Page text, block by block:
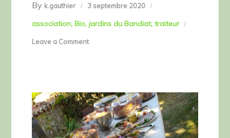
By k.gauthier 3 septembre 2020
association Bio jardins du Bandiat traiteur
Leave a Commenton